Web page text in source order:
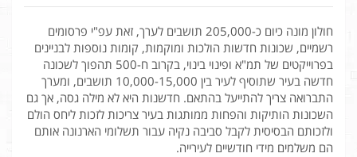
חולון מונה כיום כ-205,000 תושבים לערך, זאת עפ"י פרסומים
רשמיים, שכונות חדשות הולכות ומוקמות, קומות נוספות לבניינים
בפרוייקטים של תמ"א ופינוי בינוי, בקרוב ח-500 תהפוך לשכונה
חדשה בעיר שתוסיף לעיר בין 10,000-15,000 תושבים, ומערך
התברואה צריך להתייעל בהתאם. חדשנות היא לא מילה גסה, אך גם
השכונות הותיקות והפחות ממותגות בעיר צריכות לזכות ליחס הולם
ולזכותם הבסיסית לקבל סביבה נקיה עבור תשלומי הארנונה אותם
הם משלמים מידי חודשיים לעירייה.